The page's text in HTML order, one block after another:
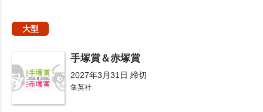
大型
手塚賞＆赤塚賞
2027年3月31日 締切
集英社